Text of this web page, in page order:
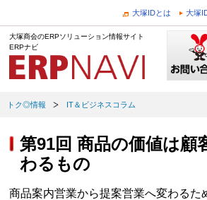
大塚IDとは 大塚
大塚商会のERPソリューション情報サイト
ERPナビ
トク◎情報 IT＆ビジネスコラム
第91回 商品の価値は顧
わるもの
商品案内営業から提案営業へ変わるた